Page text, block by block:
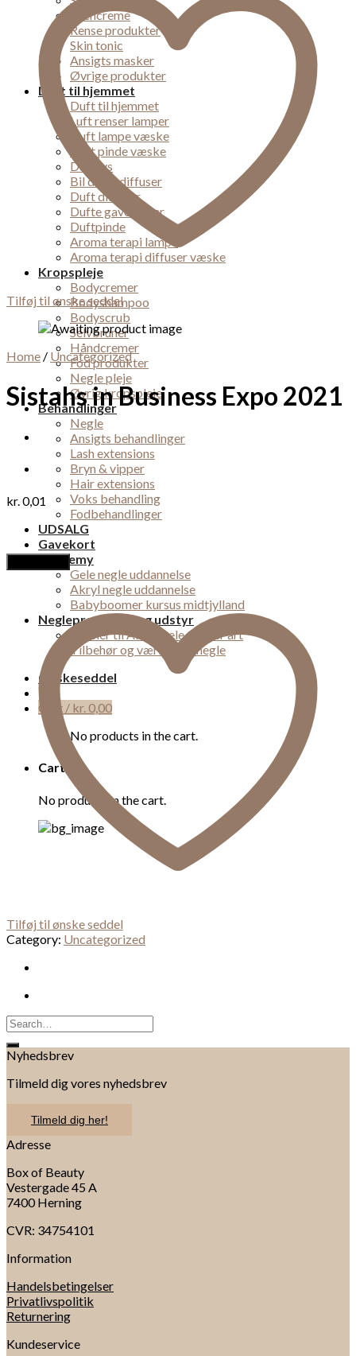
Øjencreme
Rense produkter
Skin tonic
Ansigts masker
Øvrige produkter
Duft til hjemmet
Duft til hjemmet
Luft renser lamper
Duft lampe væske
Duft pinde væske
Duft lys
Bil dufte diffuser
Duft diffuser
Dufte gaveæsker
Duftpinde
Aroma terapi lampe
Aroma terapi diffuser væske
Kropspleje
Bodycremer
Bodyshampoo
Bodyscrub
Selvbruner
Håndcremer
Fod produkter
Negle pleje
Øvrig kropspleje
Behandlinger
Negle
Ansigts behandlinger
Lash extensions
Bryn & vipper
Hair extensions
Voks behandling
Fodbehandlinger
UDSALG
Gavekort
Academy
Gele negle uddannelse
Akryl negle uddannelse
Babyboomer kursus midtjylland
Negleprodukter og udstyr
Pensler til Akryl, gele og nail-art
Tilbehør og værktøj til negle
Ønskeseddel
Cart / kr.0,00
No products in the cart.
Cart
No products in the cart.
Tilføj til ønske seddel
Home / Uncategorized
Sistahs in Business Expo 2021
kr. 0,01
Tilføj til ønske seddel
Category: Uncategorized
Search
for:
Nyhedsbrev
Tilmeld dig vores nyhedsbrev
Tilmeld dig her!
Adresse
Box of Beauty
Vestergade 45 A
7400 Herning
CVR: 34754101
Information
Handelsbetingelser
Privatlivspolitik
Returnering
Kundeservice